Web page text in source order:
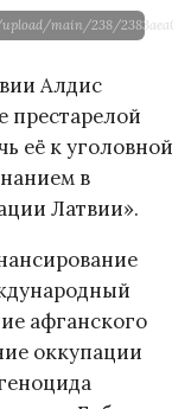
main/238/
Алдис
престарелой
её к уголовной
в
Латвии».
афганского
оккупации